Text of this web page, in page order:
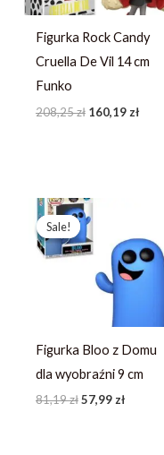
Figurka Rock Candy
Cruella De Vil 14 cm
Funko
208,25zł 160,19 zł
Sale!
Sale!
Figurka Bloo z Domu
dla wyobraźni 9 cm
81,19zł
Pierwotna
cena
wynosiła:
81,19 zł.
57,99 zł
wynosi:
57,99 zł.